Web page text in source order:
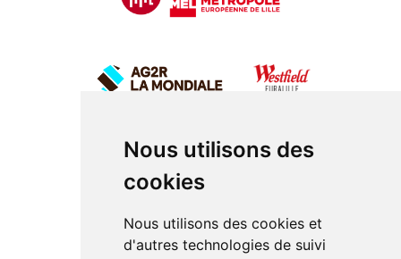
Nous utilisons des
cookies
Nous utilisons des cookies et
d'autres technologies de suivi